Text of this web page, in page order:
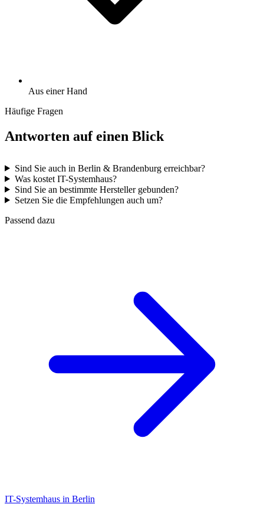
Aus einer Hand
Häufige Fragen
Antworten auf einen Blick
Sind Sie auch in Berlin & Brandenburg erreichbar?
Was kostet IT-Systemhaus?
Sind Sie an bestimmte Hersteller gebunden?
Setzen Sie die Empfehlungen auch um?
Passend dazu
IT-Systemhaus in Berlin